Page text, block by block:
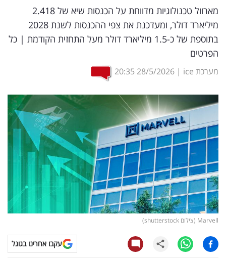
וטק
שיווק
ופרסום
משפט
מדדים
ומחקרים
דעות
רכילות
עסקית
קריפטו
ויראלי
טלוויזיה
מארוול טכנולוגיות מדווחת על הכנסות שיא של 2.418
מיליארד דולר, ומעדכנת את צפי ההכנסות לשנת 2028
בתוספת של כ-1.5 מיליארד דולר מעל התחזית הקודמת | כל
הפרטים
מערכת ice |
28/5/2026
20:35
Marvell (צילום shutterstock)
עקבו אחרינו בגוגל